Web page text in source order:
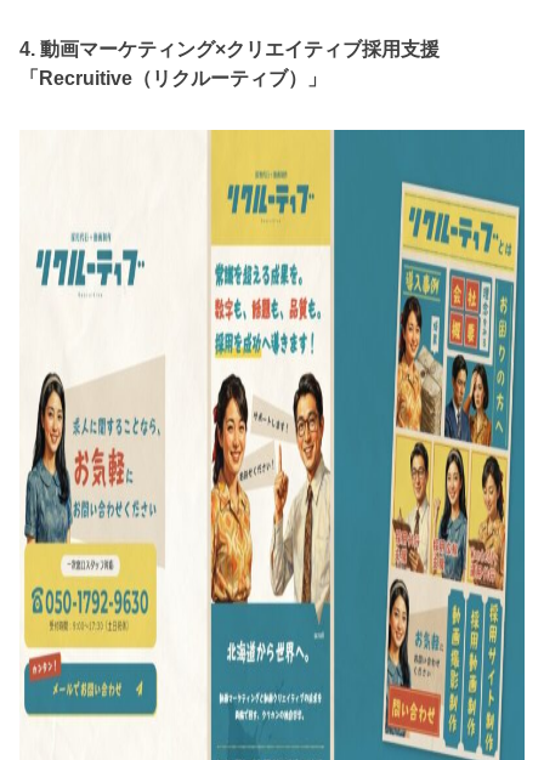
4. 動画マーケティング×クリエイティブ採用支援
「Recruitive（リクルーティブ）」